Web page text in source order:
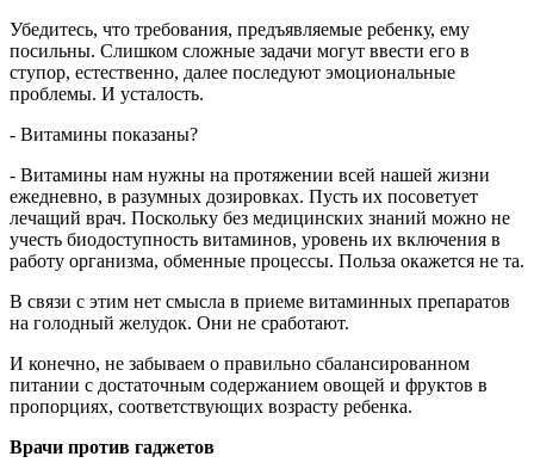
Убедитесь, что требования, предъявляемые ребенку, ему
посильны. Слишком сложные задачи могут ввести его в
ступор, естественно, далее последуют эмоциональные
проблемы. И усталость.
- Витамины показаны?
- Витамины нам нужны на протяжении всей нашей жизни
ежедневно, в разумных дозировках. Пусть их посоветует
лечащий врач. Поскольку без медицинских знаний можно не
учесть биодоступность витаминов, уровень их включения в
работу организма, обменные процессы. Польза окажется не та.
В связи с этим нет смысла в приеме витаминных препаратов
на голодный желудок. Они не сработают.
И конечно, не забываем о правильно сбалансированном
питании с достаточным содержанием овощей и фруктов в
пропорциях, соответствующих возрасту ребенка.
Врачи против гаджетов